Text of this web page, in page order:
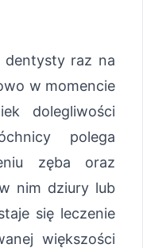
dentysty raz na
w momencie
dolegliwości
polega
zęba oraz
nim dziury lub
się leczenie
większości